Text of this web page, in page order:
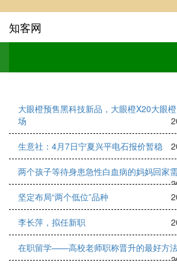
知客网
大眼橙预售黑科技新品，大眼橙X20大眼
场
生意社：4月7日宁夏兴平电石报价暂稳
两个孩子等待身患急性白血病的妈妈回家
坚定布局“两个低位”品种
李长萍，拟任新职
在职留学——高校老师职称晋升的最好方